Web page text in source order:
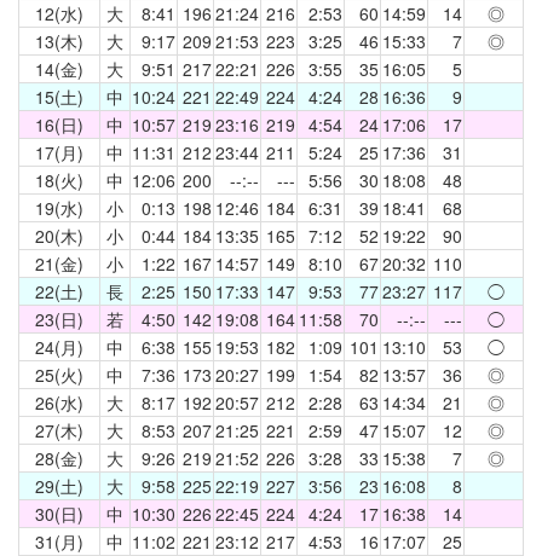
12(水)
大 8:41 196 21:24 216 2:53 60 14:59 14 ◎
13(木)
大 9:17 209 21:53 223 3:25 46 15:33 7 ◎
14(金)
大 9:51 21722:21 226 3:55 35 16:05 5
15(土)
中 10:24 221 22:49 224 4:24 28 16:36 9
16(日)
中 10:57 219 23:16 219 4:54 24 17:06 17
17(月)
中 11:31 212 23:44 211 5:24 25 17:36 31
18(火)
中 12:06 200 --:-- --- 5:56 30 18:08 48
19(水)
小 0:13 198 12:46 184 6:31 39 18:41 68
20(木)
小 0:44 184 13:35 165 7:12 52 19:22 90
21(金)
小 1:22 167 14:57 149 8:10 6720:32 110
22(土)
長 2:25 150 17:33 147 9:53 7723:27 117 ◯
23(日)
若 4:50 142 19:08 164 11:58 70 --:-- --- ◯
24(月)
中 6:38 155 19:53 182 1:09 101 13:10 53 ◯
25(火)
中 7:36 173 20:27 199 1:54 82 13:57 36 ◎
26(水)
大 8:17 192 20:57 212 2:28 63 14:34 21 ◎
27(木)
大 8:53 20721:25 221 2:59 47 15:07 12 ◎
28(金)
大 9:26 219 21:52 226 3:28 33 15:38 7 ◎
29(土)
大 9:58 22522:19 227 3:56 23 16:08 8
30(日)
中 10:30 226 22:45 224 4:24 17 16:38 14
31(月)
中 11:02 221 23:12 217 4:53 16 17:07 25